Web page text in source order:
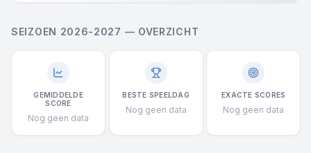
SEIZOEN 2026-2027 — OVERZICHT
GEMIDDELDE
SCORE
Nog geen data
BESTE SPEELDAG
Nog geen data
EXACTE SCORES
Nog geen data